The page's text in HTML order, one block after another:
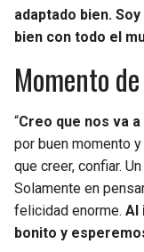
adaptado bien.
bien con todo el
Momento
“Creo que nos va
por buen momento
que creer, confiar.
Solamente en
felicidad enorme. Al
bonito y